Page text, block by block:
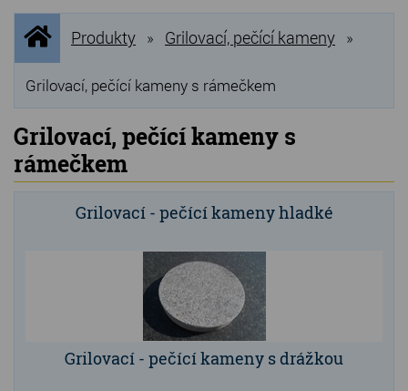
NOVINKY
NEJPRODÁVANĚJŠÍ
VÝPRODEJ
Produkty
Grilovací, pečící kameny
Lávové grilovací kameny
Chladící kostky a puky
Doplňky do kuchyně
Hřbitovní doplňky
Úvodní
stránka
Produkty » Grilovací, pečící kameny »
Grilovací, pečící kameny s rámečkem
Grilovací, pečící kameny s
rámečkem
Grilovací - pečící kameny hladké
Grilovací - pečící kameny s drážkou